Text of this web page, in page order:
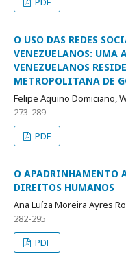
O USO DAS REDES
VENEZUELANOS: UMA
VENEZUELANOS
METROPOLITANA DE
Felipe Aquino Domiciano,
273-289
PDF
O APADRINHAMENTO
DIREITOS HUMANOS
Ana Luíza Moreira Ayres
282-295
PDF